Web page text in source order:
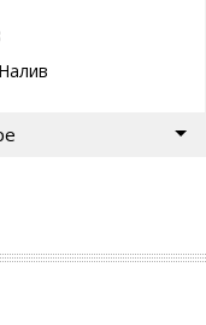
противозадирными